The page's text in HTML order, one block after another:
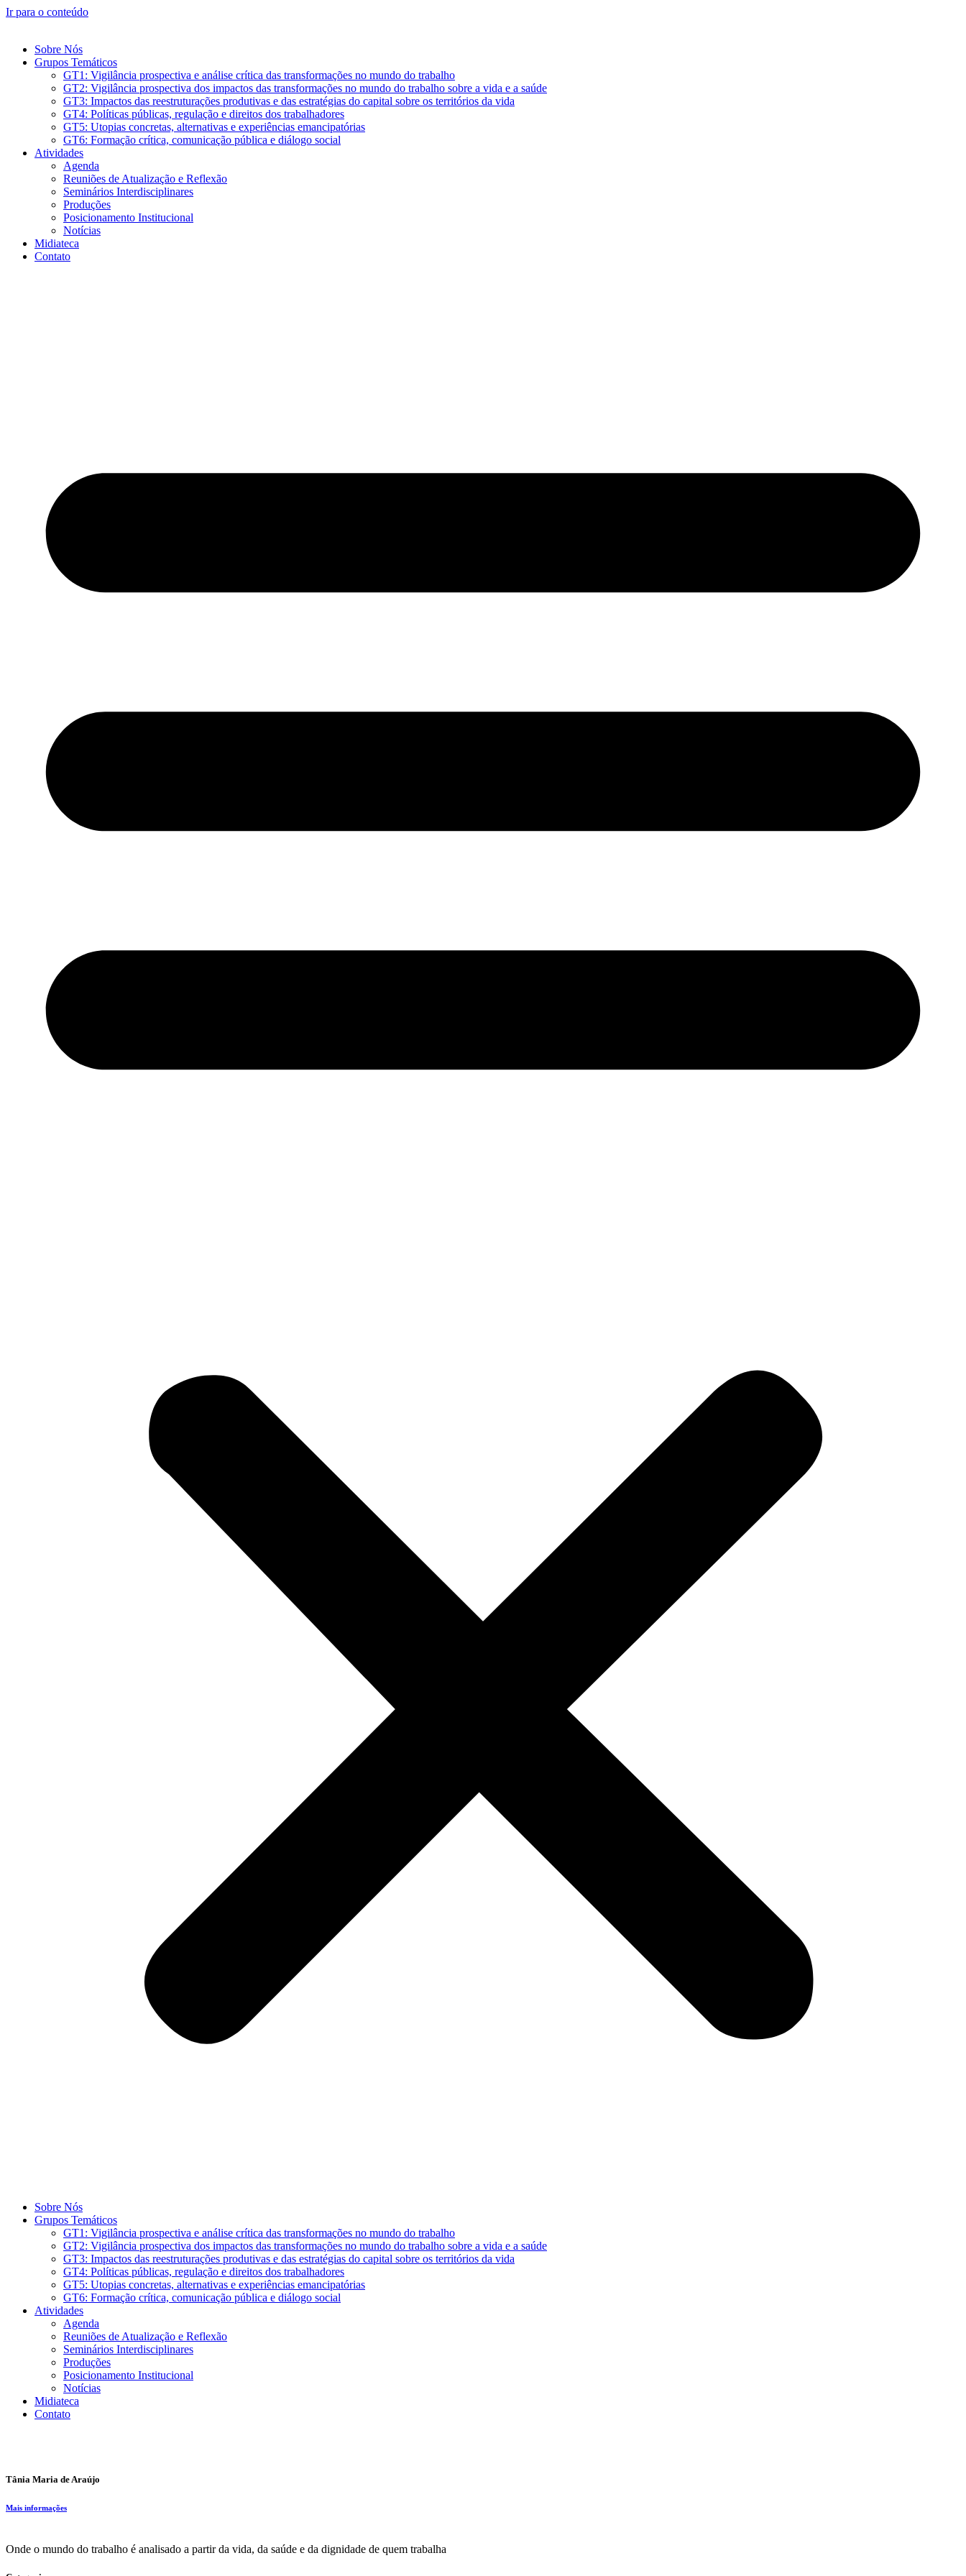
Ir para o conteúdo
Sobre Nós
Grupos Temáticos
GT1: Vigilância prospectiva e análise crítica das transformações no mundo do trabalho
GT2: Vigilância prospectiva dos impactos das transformações no mundo do trabalho sobre a vida e a saúde
GT3: Impactos das reestruturações produtivas e das estratégias do capital sobre os territórios da vida
GT4: Políticas públicas, regulação e direitos dos trabalhadores
GT5: Utopias concretas, alternativas e experiências emancipatórias
GT6: Formação crítica, comunicação pública e diálogo social
Atividades
Agenda
Reuniões de Atualização e Reflexão
Seminários Interdisciplinares
Produções
Posicionamento Institucional
Notícias
Midiateca
Contato
Sobre Nós
Grupos Temáticos
GT1: Vigilância prospectiva e análise crítica das transformações no mundo do trabalho
GT2: Vigilância prospectiva dos impactos das transformações no mundo do trabalho sobre a vida e a saúde
GT3: Impactos das reestruturações produtivas e das estratégias do capital sobre os territórios da vida
GT4: Políticas públicas, regulação e direitos dos trabalhadores
GT5: Utopias concretas, alternativas e experiências emancipatórias
GT6: Formação crítica, comunicação pública e diálogo social
Atividades
Agenda
Reuniões de Atualização e Reflexão
Seminários Interdisciplinares
Produções
Posicionamento Institucional
Notícias
Midiateca
Contato
Tânia Maria de Araújo
Mais informações
Onde o mundo do trabalho é analisado a partir da vida, da saúde e da dignidade de quem trabalha